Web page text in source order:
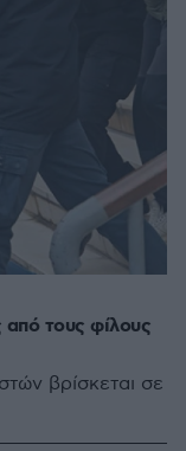
τους φίλους
βρίσκεται σε